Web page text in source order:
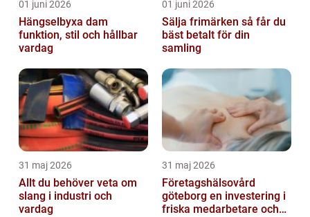
01 juni 2026
Hängselbyxa dam
funktion, stil och hållbar
vardag
01 juni 2026
Sälja frimärken så får du
bäst betalt för din
samling
31 maj 2026
Allt du behöver veta om
slang i industri och
vardag
31 maj 2026
Företagshälsovård
göteborg en investering i
friska medarbetare och